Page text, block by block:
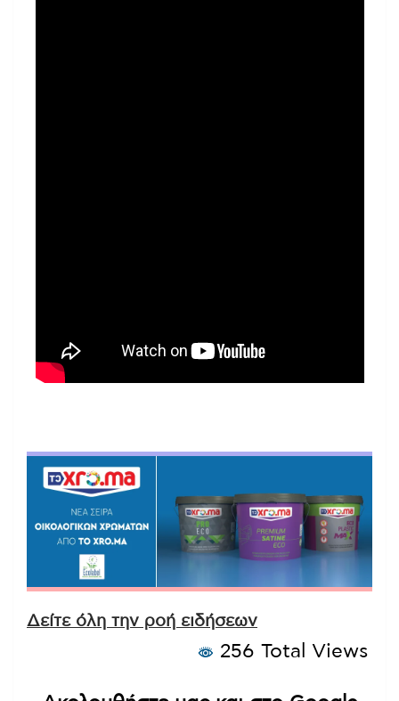
Δείτε όλη την ροή ειδήσεων
256 Total Views